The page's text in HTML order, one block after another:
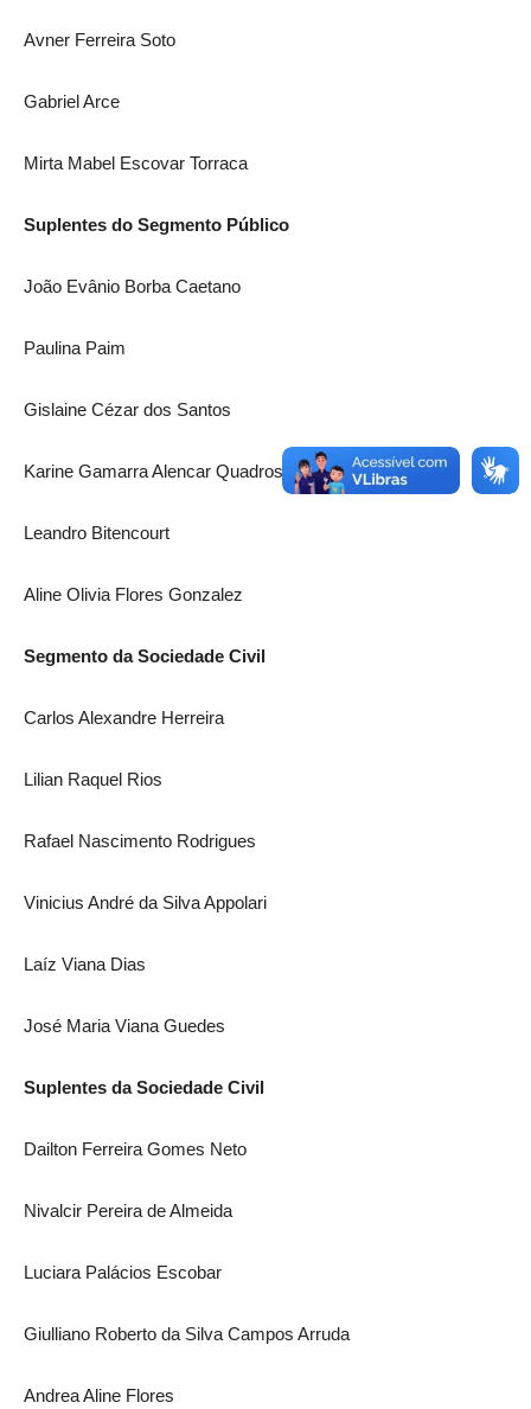
Avner Ferreira Soto
Gabriel Arce
Mirta Mabel Escovar Torraca
Suplentes do Segmento Público
João Evânio Borba Caetano
Paulina Paim
Gislaine Cézar dos Santos
Karine Gamarra Alencar Quadros
Leandro Bitencourt
Aline Olivia Flores Gonzalez
Segmento da Sociedade Civil
Carlos Alexandre Herreira
Lilian Raquel Rios
Rafael Nascimento Rodrigues
Vinicius André da Silva Appolari
Laíz Viana Dias
José Maria Viana Guedes
Suplentes da Sociedade Civil
Dailton Ferreira Gomes Neto
Nivalcir Pereira de Almeida
Luciara Palácios Escobar
Giulliano Roberto da Silva Campos Arruda
Andrea Aline Flores